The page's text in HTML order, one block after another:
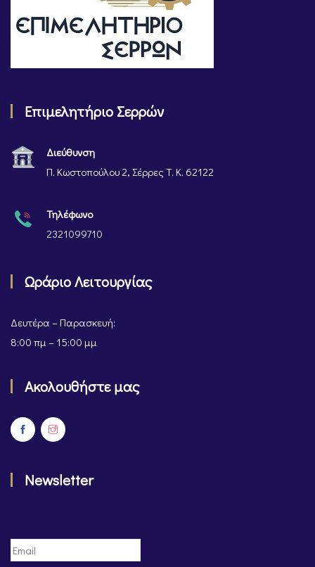
Επιμελητήριο Σερρών
Διεύθυνση
Π. Κωστοπούλου 2, Σέρρες Τ. Κ. 62122
Τηλέφωνο
2321099710
Ωράριο Λειτουργίας
Δευτέρα – Παρασκευή:
8:00 πμ – 15:00 μμ
Ακολουθήστε μας
Newsletter